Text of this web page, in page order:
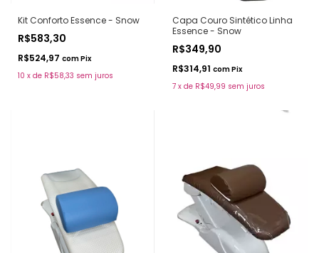
Kit Conforto Essence - Snow
R$583,30
R$524,97 comPix
10 x de R$58,33 sem juros
Capa Couro Sintético Linha
Essence - Snow
R$349,90
R$314,91 comPix
7 x de R$49,99 sem juros